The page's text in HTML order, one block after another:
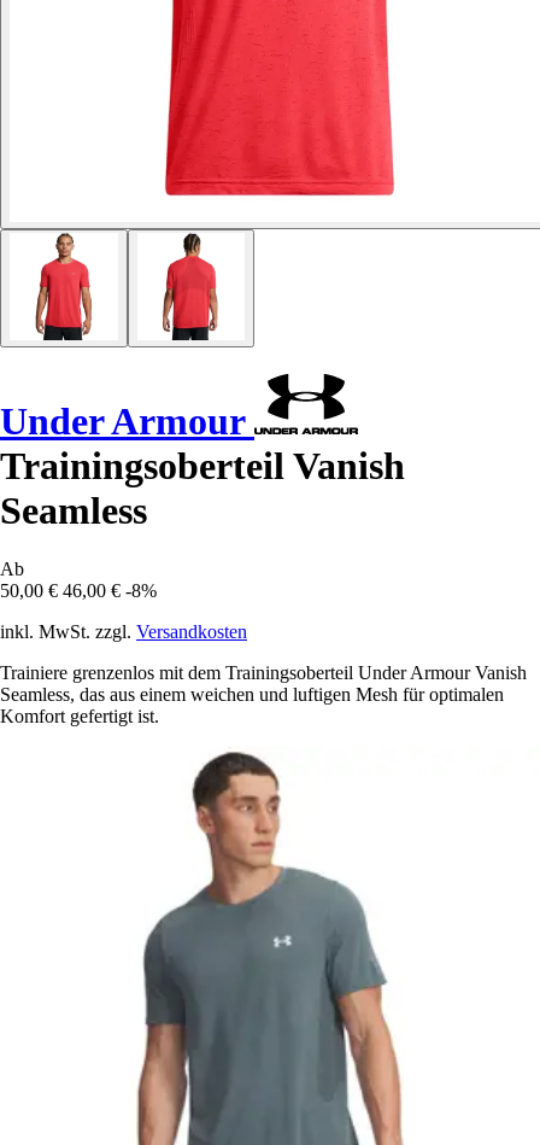
Under Armour
Trainingsoberteil Vanish
Seamless
Ab
50,00 € 46,00 € -8%
inkl. MwSt. zzgl. Versandkosten
Trainiere grenzenlos mit dem Trainingsoberteil Under Armour Vanish
Seamless, das aus einem weichen und luftigen Mesh für optimalen
Komfort gefertigt ist.